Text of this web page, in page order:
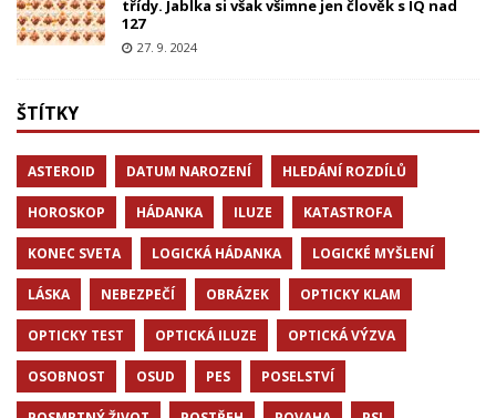
třídy. Jablka si však všimne jen člověk s IQ nad
127
27. 9. 2024
ŠTÍTKY
ASTEROID DATUM NAROZENÍ HLEDÁNÍ ROZDÍLŮ
HOROSKOP HÁDANKA ILUZE KATASTROFA
KONEC SVETA LOGICKÁ HÁDANKA LOGICKÉ MYŠLENÍ
LÁSKA NEBEZPEČÍ OBRÁZEK OPTICKY KLAM
OPTICKY TEST OPTICKÁ ILUZE OPTICKÁ VÝZVA
OSOBNOST OSUD PES POSELSTVÍ